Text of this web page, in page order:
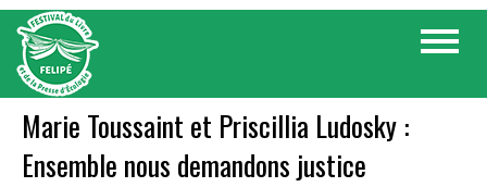
Skip
content
Toggle
Marie Toussaint et Priscillia Ludosky :
Ensemble nous demandons justice